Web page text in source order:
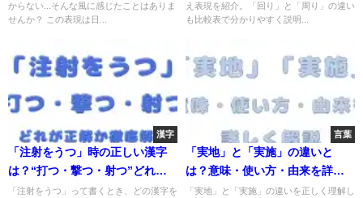
からない...そんな風に感じたことはありま
せんか？ この表現は日...
え表現を紹介。「回り」と「周り」の違い
も比較表で分かりやすく説明...
漢字
「注射をうつ」時の正しい漢字
は？“打つ・撃つ・射つ”どれが
正解か徹底解説
「注射をうつ」って書くとき、どの漢字を
言葉
「実地」と「実施」の違いと
は？意味・使い方・由来を詳し
く解説
「実地」と「実施」の違いを正しく理解し